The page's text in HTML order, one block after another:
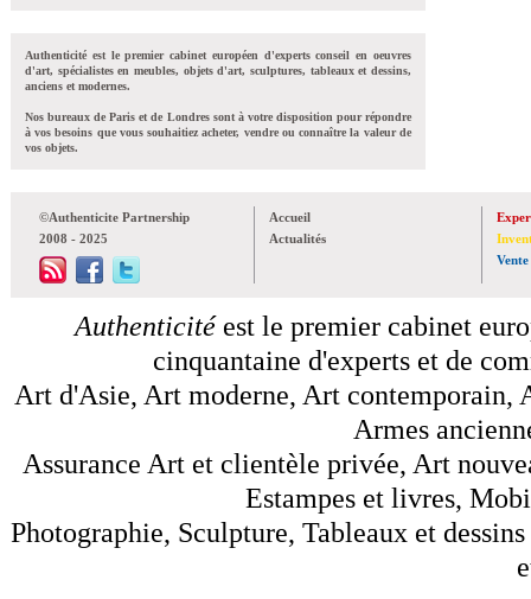
Authenticité est le premier cabinet européen d'experts conseil en oeuvres
d'art, spécialistes en meubles, objets d'art, sculptures, tableaux et dessins,
anciens et modernes.
Nos bureaux de Paris et de Londres sont à votre disposition pour répondre
à vos besoins que vous souhaitiez acheter, vendre ou connaître la valeur de
vos objets.
©Authenticite Partnership
2008 - 2025
Accueil
Actualités
Vente
Authenticitéest le premier cabinet
cinquantaine d'experts et de
Art d'Asie, Art moderne, Art contemporain,
Armes
Assurance Art et clientèle privée, Art
Estampes et livres,
Photographie, Sculpture, Tableaux et